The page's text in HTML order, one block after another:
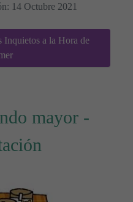
14 Octubre 2021
Inquietos a la Hora de
mayor -